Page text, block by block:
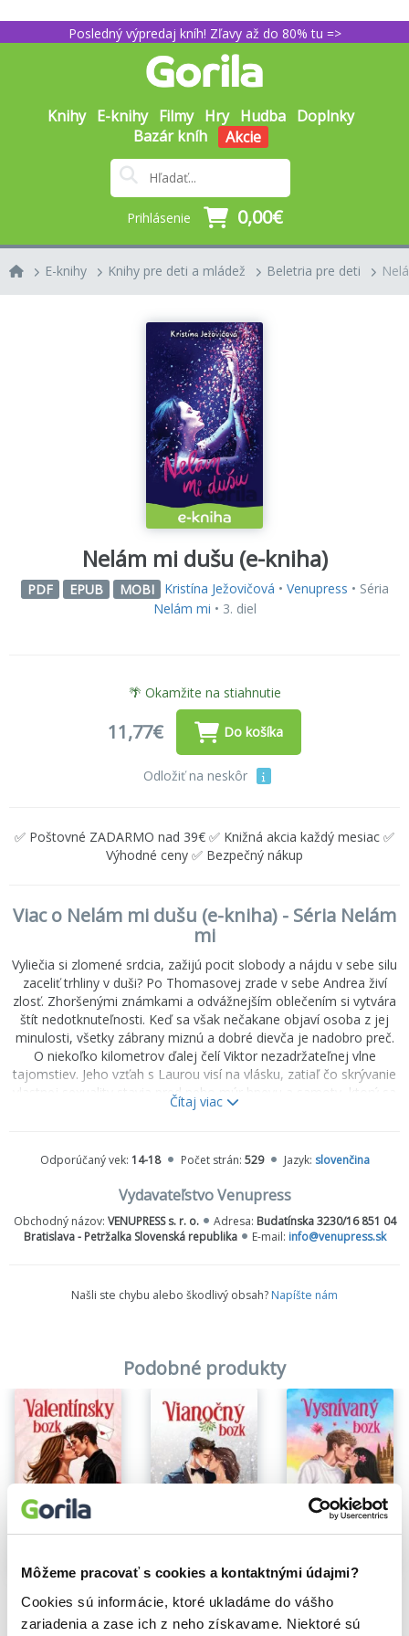
Môžeme pracovať s cookies a kontaktnými údajmi?
Cookies sú informácie, ktoré ukladáme do vášho
zariadenia a zase ich z neho získavame. Niektoré sú
Posledný výpredaj kníh! Zľavy až do 80% tu =>
Knihy E-knihy Filmy Hry Hudba Doplnky
Bazár kníh
Akcie
Prihlásenie 0,00€
E-knihy Knihy pre deti a mládež Beletria pre deti
Nelám mi dušu (e-kniha)
PDF EPUB MOBI Kristína Ježovičová • Venupress • Séria
Nelám mi • 3. diel
🌴 Okamžite na stiahnutie
11,77€ Do košíka
Odložiť na neskôr
✅ Poštovné ZADARMO nad 39€ ✅ Knižná akcia každý mesiac ✅
Výhodné ceny ✅ Bezpečný nákup
Viac o Nelám mi dušu (e-kniha) - Séria Nelám
mi
Vyliečia si zlomené srdcia, zažijú pocit slobody a nájdu v sebe silu
zaceliť trhliny v duši? Po Thomasovej zrade v sebe Andrea živí
zlosť. Zhoršenými známkami a odvážnejším oblečením si vytvára
štít nedotknuteľnosti. Keď sa však nečakane objaví osoba z jej
minulosti, všetky zábrany miznú a dobré dievča je nadobro preč.
O niekoľko kilometrov ďalej čelí Viktor nezadržateľnej vlne
tajomstiev. Jeho vzťah s Laurou visí na vlásku, zatiaľ čo skrývanie
vlastnej sexuality stavia pred neho múr hnevu a samoty, ktorý sa
snaží zbúrať. Dafné aj naďalej tancuje so svojimi démonmi. Jej
súčasnosť. Jeho láska k Nore je hlboká a čistá, no oslabená
ľady a znova prehovoriť, aby zabojoval nielen za seba? Nelám mi
dušu je pôsobivá kniha o boji s vlastnými démonmi a o hľadaní
pravdy. Nechajte sa vtiahnuť do príbehov lásky, ktoré majú toho
Čítaj viac
Odporúčaný vek: 14-18 Počet strán: 529 Jazyk: slovenčina
Vydavateľstvo Venupress
Obchodný názov: VENUPRESS s. r. o. Adresa: Budatínska 3230/16 851 04
Bratislava - Petržalka Slovenská republika
E-mail: info@venupress.sk
Našli ste chybu alebo škodlivý obsah? Napíšte nám
Podobné produkty
Valentínsky bozk Vianočný bozk
Kristína Ježovičová
10,78€
Vysnívaný bozk
Kristína Ježovičová
12,37€